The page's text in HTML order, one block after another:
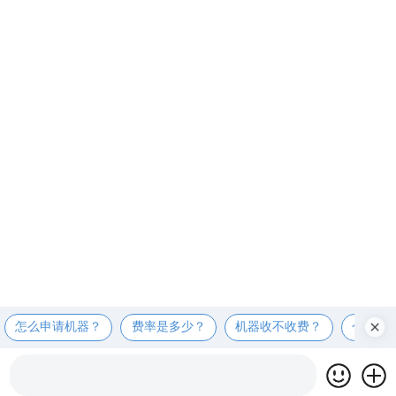
怎么申请机器？ 费率是多少？ 机器收不收费？ 个人可